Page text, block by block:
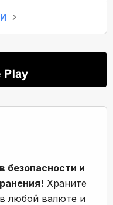
безопасности и
Храните
любой валюте и